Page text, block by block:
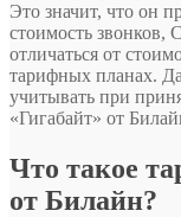
Это значит, что он
стоимость
отличаться от
тарифных планах.
учитывать при
«Гигабайт» от
Что такое
от Билайн?